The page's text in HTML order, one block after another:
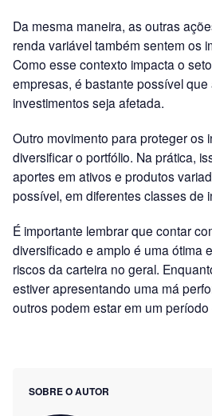
Da mesma maneira, as outras
renda variável também sentem os
Como esse contexto impacta o
empresas, é bastante possível
investimentos seja afetada.
Outro movimento para proteger os
diversificar o portfólio. Na prática,
aportes em ativos e produtos
possível, em diferentes classes de
É importante lembrar que contar
diversificado e amplo é uma ótima
riscos da carteira no geral.
estiver apresentando uma má
outros podem estar em um período
SOBRE O AUTOR